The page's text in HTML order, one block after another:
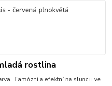
rostlina
Famózní a efektní na slunci i ve